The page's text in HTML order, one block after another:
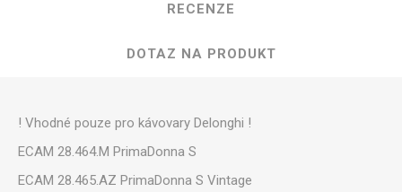
RECENZE
DOTAZ NA PRODUKT
! Vhodné pouze pro kávovary Delonghi !
ECAM 28.464.M PrimaDonna S
ECAM 28.465.AZ PrimaDonna S Vintage